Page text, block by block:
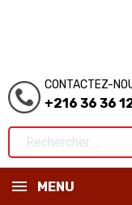
CONTACTEZ-
+216 36 36
MENU